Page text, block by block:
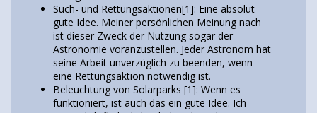
Such- und Rettungsaktionen[1]: Eine absolut
gute Idee. Meiner persönlichen Meinung nach
ist dieser Zweck der Nutzung sogar der
Astronomie voranzustellen. Jeder Astronom hat
seine Arbeit unverzüglich zu beenden, wenn
eine Rettungsaktion notwendig ist.
Beleuchtung von Solarparks [1]: Wenn es
funktioniert, ist auch das ein gute Idee. Ich